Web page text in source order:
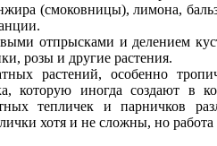
(смоковницы), лимона,
отпрысками и делением
розы и другие растения.
растений, особенно
которую иногда создают в
тепличек и парничков
хотя и не сложны, но